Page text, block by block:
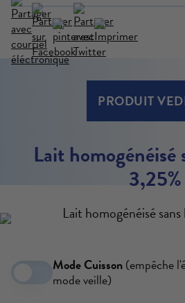
PRODUIT
Lait homogénéisé
3,25%
Mode Cuisson(empêche
mode veille)